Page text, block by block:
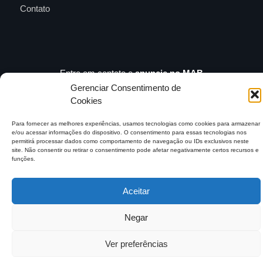
Gerenciar Consentimento de
Cookies
Para fornecer as melhores experiências, usamos tecnologias como cookies para armazenar
e/ou acessar informações do dispositivo. O consentimento para essas tecnologias nos
permitirá processar dados como comportamento de navegação ou IDs exclusivos neste
site. Não consentir ou retirar o consentimento pode afetar negativamente certos recursos e
funções.
Aceitar
Negar
Ver preferências
Contato
Entre em contato eanuncie no MAB
contato@mundoagrobrasil.com.br